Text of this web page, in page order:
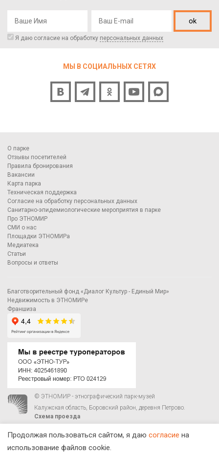
ok
Я даю согласие на обработку персональных данных
МЫ В СОЦИАЛЬНЫХ СЕТЯХ
О парке
Отзывы посетителей
Правила бронирования
Вакансии
Карта парка
Техническая поддержка
Согласие на обработку персональных данных
Санитарно-эпидемиологические мероприятия в парке
Про ЭТНОМИР
СМИ о нас
Площадки ЭТНОМИРа
Медиатека
Статьи
Вопросы и ответы
Благотворительный фонд «Диалог Культур - Единый Мир»
Недвижимость в ЭТНОМИРе
Франшиза
© ЭТНОМИР - этнографический парк-музей
Калужская область, Боровский район, деревня Петрово.
Схема проезда
Продолжая пользоваться сайтом, я даю согласие на
использование файлов cookie.